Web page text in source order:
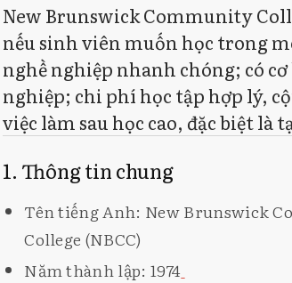
New Brunswick Community
nếu sinh viên muốn học trong
nghề nghiệp nhanh chóng; có
nghiệp; chi phí học tập hợp lý,
việc làm sau học cao, đặc biệt là
1. Thông tin chung
Tên tiếng Anh: New Brunswick
College (NBCC)
Năm thành lập: 1974